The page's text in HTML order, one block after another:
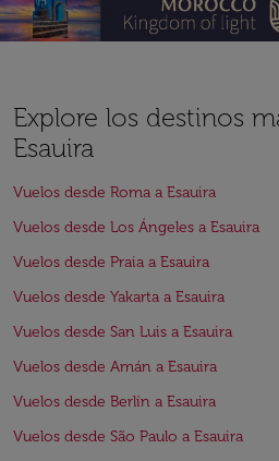
Explore los destinos
Esauira
Vuelos desde Roma a Esauira
Vuelos desde Los Ángeles a Esauira
Vuelos desde Praia a Esauira
Vuelos desde Yakarta a Esauira
Vuelos desde San Luis a Esauira
Vuelos desde Amán a Esauira
Vuelos desde Berlín a Esauira
Vuelos desde São Paulo a Esauira